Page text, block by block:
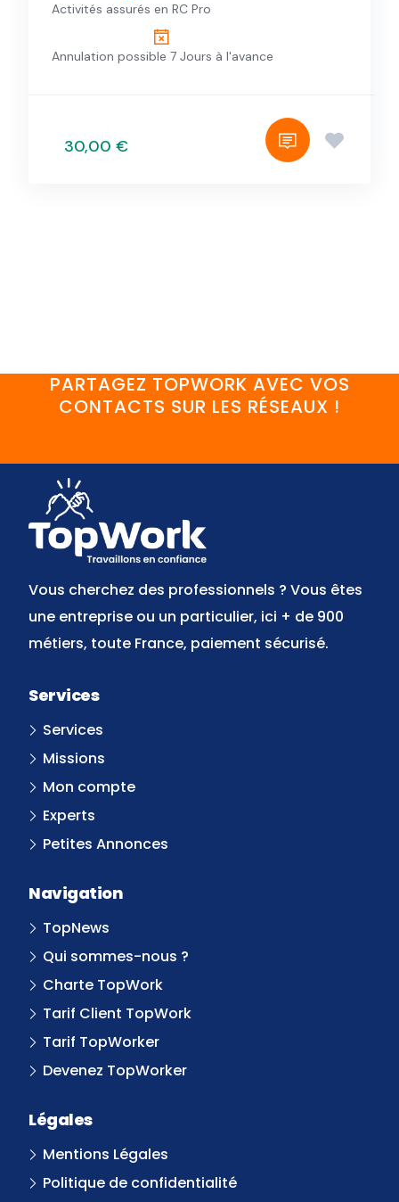
Activités assurés en RC Pro
Annulation possible 7 Jours à l'avance
30,00 €
PARTAGEZ TOPWORK AVEC VOS
CONTACTS SUR LES RÉSEAUX !
Vous cherchez des professionnels ? Vous êtes
une entreprise ou un particulier, ici + de 900
métiers, toute France, paiement sécurisé.
Services
Services
Missions
Mon compte
Experts
Petites Annonces
Navigation
TopNews
Qui sommes-nous ?
Charte TopWork
Tarif Client TopWork
Tarif TopWorker
Devenez TopWorker
Légales
Mentions Légales
Politique de confidentialité